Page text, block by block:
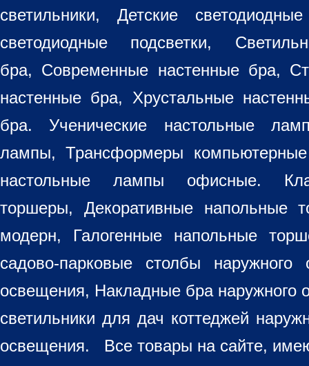
светильники, Детские
светодиодные подсветки,
бра, Современные настенные бра,
настенные бра, Хрустальные
бра. Ученические настольные
лампы, Трансформеры
настольные лампы офисные.
торшеры, Декоративные напольные
модерн, Галогенные напольные
садово-парковые столбы
освещения, Накладные бра наружного
светильники для дач коттеджей
освещения. Все товары на сайте,